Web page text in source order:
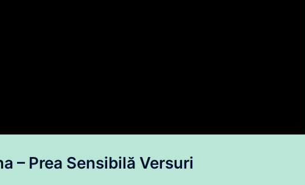
– Prea Sensibilă Versuri